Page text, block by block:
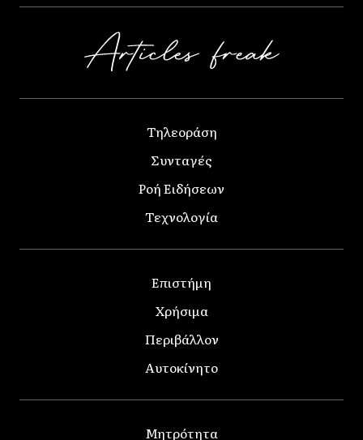
Τηλεοράση
Συνταγές
Ροή Ειδήσεων
Τεχνολογία
Επιστήμη
Χρήσιμα
Περιβάλλον
Αυτοκίνητο
Μητρότητα